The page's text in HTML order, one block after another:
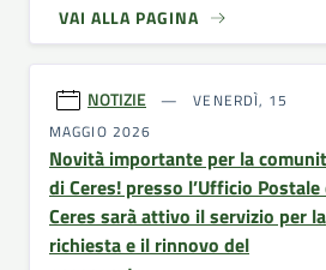
VAI ALLA PAGINA
NOTIZIE
VENERDÌ, 15
MAGGIO 2026
Novità importante per la
di Ceres! presso l’Ufficio Postale
Ceres sarà attivo il servizio per la
richiesta e il rinnovo del